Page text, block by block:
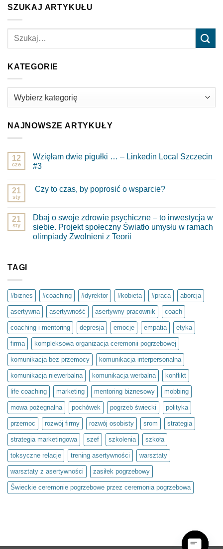
SZUKAJ ARTYKUŁU
KATEGORIE
Kategorie
NAJNOWSZE ARTYKUŁY
12
cze
Wzięłam dwie pigułki … – Linkedin Local Szczecin
#3
do
Wzięłam
…
–
Linkedin
Local
Szczecin
21
sty
Czy to czas, by poprosić o wsparcie?
Czy
to
czas,
by
21
sty
Dbaj o swoje zdrowie psychiczne – to inwestycja w
siebie. Projekt społeczny Światło umysłu w ramach
olimpiady Zwolnieni z Teorii
psychiczne
–
to
inwestycja
w
siebie.
Projekt
społeczny
Światło
umysłu
w
ramach
olimpiady
Zwolnieni
z
Teorii
TAGI
#biznes #coaching #dyrektor #kobieta #praca aborcja
asertywna asertywność asertywny pracownik coach
coaching i mentoring depresja emocje empatia etyka
firma kompleksowa organizacja ceremonii pogrzebowej
komunikacja bez przemocy komunikacja interpersonalna
komunikacja niewerbalna komunikacja werbalna konflikt
life coaching marketing mentoring biznesowy mobbing
mowa pożegnalna pochówek pogrzeb świecki polityka
przemoc rozwój firmy rozwój osobisty srom strategia
strategia marketingowa szef szkolenia szkoła
toksyczne relacje trening asertywności warsztaty
warsztaty z asertywności zasiłek pogrzebowy
Świeckie ceremonie pogrzebowe przez ceremonia pogrzebowa